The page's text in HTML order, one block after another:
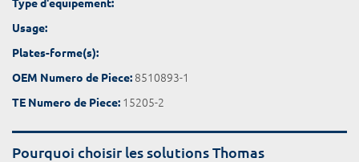
Usage:
Plates-forme(s):
OEM Numero de Piece: 8510893-1
TE Numero de Piece: 15205-2
Pourquoi choisir les solutions Thomas